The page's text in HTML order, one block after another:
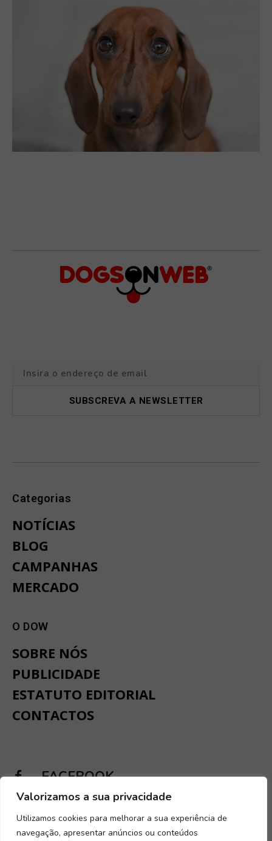
Valorizamos a sua privacidade
Utilizamos cookies para melhorar a sua experiência de
navegação, apresentar anúncios ou conteúdos
Categorias
NOTÍCIAS
BLOG
CAMPANHAS
MERCADO
O DOW
SOBRE NÓS
PUBLICIDADE
ESTATUTO EDITORIAL
CONTACTOS
FACEBOOK
INSTAGRAM